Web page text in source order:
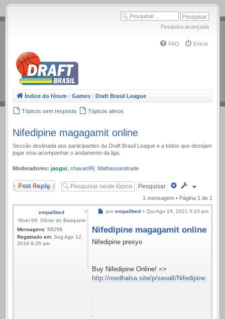
.
Pesquisa avançada
FAQ Entrar
Índice do fórum ‹ Games ‹ Draft Brasil League
Tópicos sem resposta Tópicos ativos
Nifedipine magagamit online
Sessão destinada aos participantes da Draft Brasil League e a todos que desejam
jogar e/ou acompanhar o andamento da liga.
Moderadores: jaogui chavao99 Matheusandrade
Responder
Pesquisa
avançada
1 mensagem • Página 1 de 1
empallbed
Nível 69: Gênio do Basquete
Mensagens: 56259
Registrado em: Seg Ago 12,
2019 8:35 am
Mensagem
por empallbed » Qui Ago 19, 2021 5:15 pm
Nifedipine magagamit online
Nifedipine presyo
Buy Nifedipine Online! =>
http://medhalsa.site/p/seoalt/Nifedipine.html
.
.
.